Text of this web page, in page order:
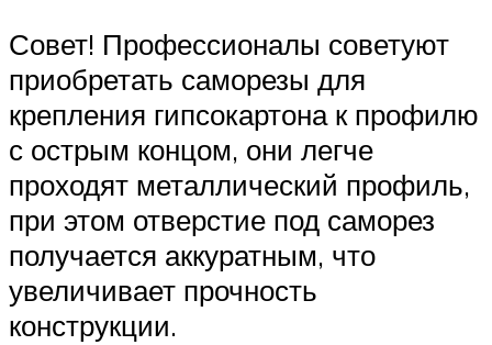
Совет! Профессионалы советуют
приобретать саморезы для
крепления гипсокартона к профилю
с острым концом, они легче
проходят металлический профиль,
при этом отверстие под саморез
получается аккуратным, что
увеличивает прочность
конструкции.